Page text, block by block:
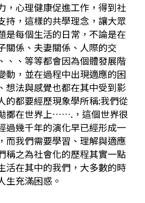
，心理健康促進工作，得到社
持，這樣的共學理念，讓大眾
是每個生活的日常，不論是在
關係、夫妻關係、人際的交
、、等等都會因為個體發展階
動，並在過程中出現適應的困
想法與感覺也都在其中受到影
的都要經歷現象學所稱:我們從
擲在世界上…….，這個世界很
過幾千年的演化早已經形成一
而我們需要學習、理解與適應
稱之為社會化的歷程其實一點
活在其中的我們，大多數的時
生充滿困惑。